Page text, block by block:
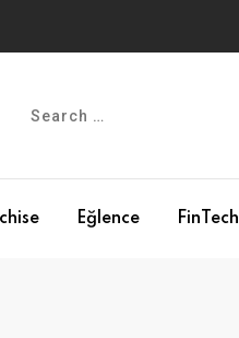
Eğlence FinTech